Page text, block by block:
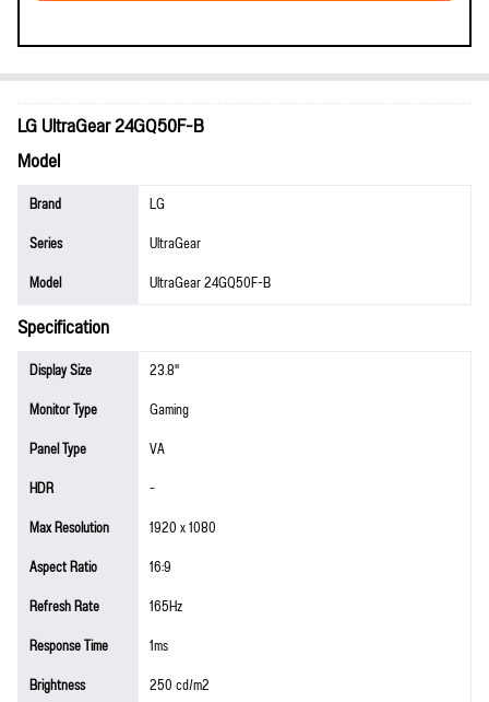
LG UltraGear 24GQ50F-B
Model
Brand
LG
Series
UltraGear
Model
UltraGear 24GQ50F-B
Specification
Display Size
23.8"
Monitor Type
Gaming
Panel Type
VA
HDR
-
Max Resolution
1920 x 1080
Aspect Ratio
16:9
Refresh Rate
165Hz
Response Time
1ms
Brightness
250 cd/m2